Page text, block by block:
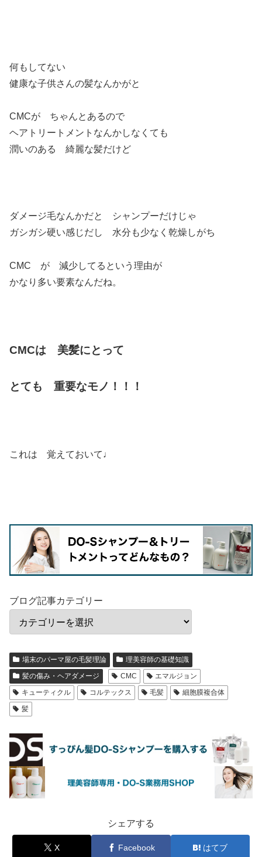
何もしてない
健康な子供さんの髪なんかがと
CMCが ちゃんとあるので
ヘアトリートメントなんかしなくても
潤いのある 綺麗な髪だけど
ダメージ毛なんかだと シャンプーだけじゃ
ガシガシ硬い感じだし 水分も少なく乾燥しがち
CMC が 減少してるという理由が
かなり多い要素なんだね。
CMCは 美髪にとって
とても 重要なモノ！！！
これは 覚えておいて♩
ブログ記事カテゴリー
場末のパーマ屋の毛髪理論
理美容師の基礎知識
髪の傷み・ヘアダメージ
CMC
エマルジョン
キューティクル
コルテックス 毛髪
細胞膜複合体
髪
シェアする
X Facebook はてブ